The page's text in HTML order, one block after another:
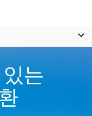
는
인하실 수
택해 주세요:
상 종양학 연구
생식 보건 연구
전 및 희귀 질환
구